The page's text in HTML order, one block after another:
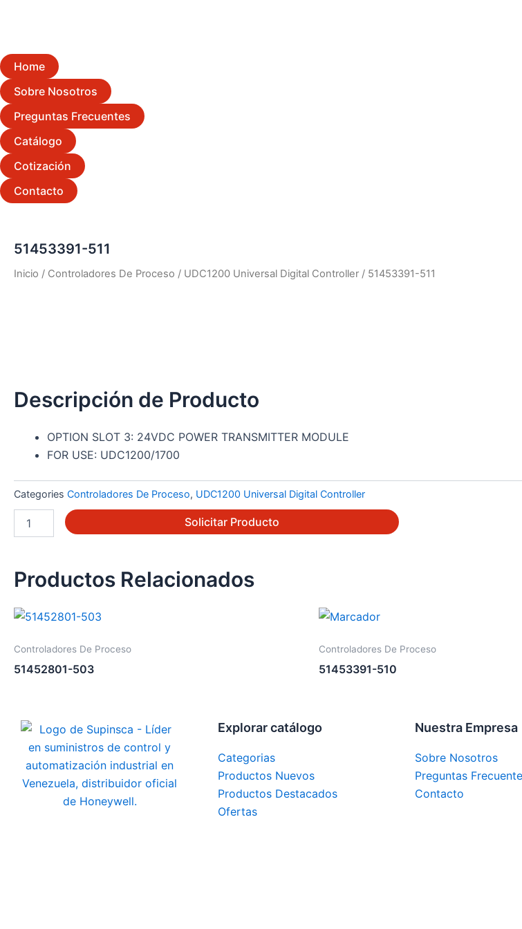
Home
Sobre Nosotros
Preguntas Frecuentes
Catálogo
Cotización
Contacto
51453391-511
Inicio / Controladores De Proceso / UDC1200 Universal Digital Controller / 51453391-511
Descripción de Producto
OPTION SLOT 3: 24VDC POWER TRANSMITTER MODULE
FOR USE: UDC1200/1700
Categories Controladores De Proceso, UDC1200 Universal Digital Controller
Solicitar Producto
Productos Relacionados
Controladores De Proceso
51452801-503
Controladores De Proceso
51453391-510
Explorar catálogo
Categorias
Productos Nuevos
Productos Destacados
Ofertas
Nuestra Empresa
Sobre Nosotros
Preguntas
Contacto